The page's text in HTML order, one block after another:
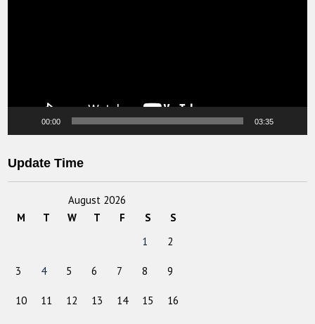
00:00 03:35
Update Time
August 2026
M
T W T F S
S
1
2
3 4 5 6 7 8 9
10 11 12 13 14 15 16